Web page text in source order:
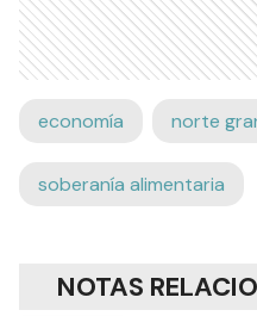
economía norte
soberanía alimentaria
NOTAS